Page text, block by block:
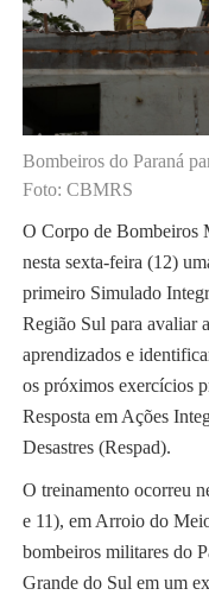
Bombeiros do Paraná
Foto: CBMRS
O Corpo de Bombeiros
nesta sexta-feira (12)
primeiro Simulado
Região Sul para avaliar
aprendizados e
os próximos exercícios
Resposta em Ações
Desastres (Respad).
O treinamento ocorreu
e 11), em Arroio do
bombeiros militares do
Grande do Sul em um